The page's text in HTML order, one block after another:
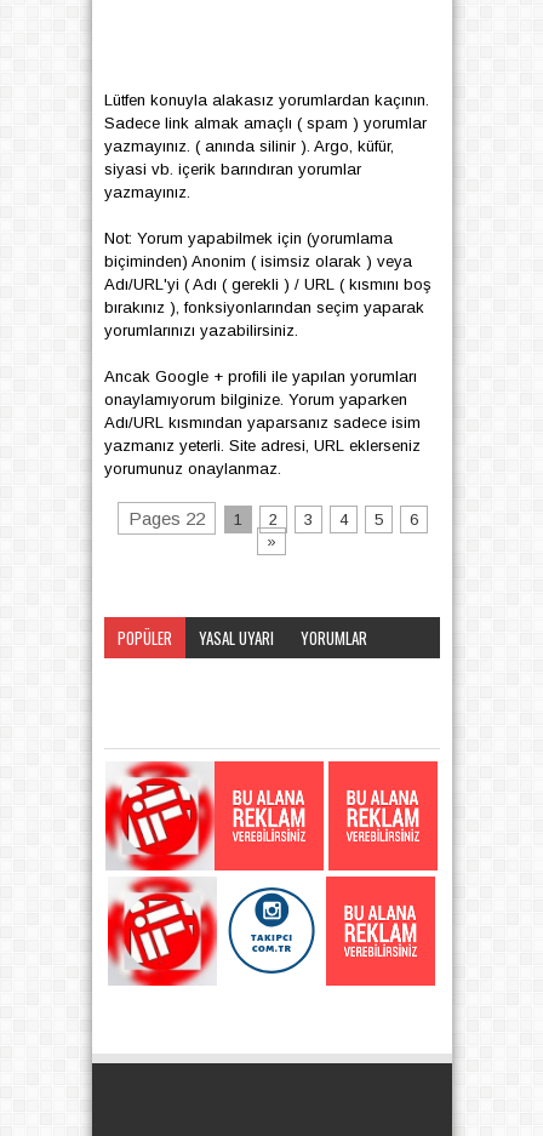
Lütfen konuyla alakasız yorumlardan kaçının.
Sadece link almak amaçlı ( spam ) yorumlar
yazmayınız. ( anında silinir ). Argo, küfür,
siyasi vb. içerik barındıran yorumlar
yazmayınız.
Not: Yorum yapabilmek için (yorumlama
biçiminden) Anonim ( isimsiz olarak ) veya
Adı/URL'yi ( Adı ( gerekli ) / URL ( kısmını boş
bırakınız ), fonksiyonlarından seçim yaparak
yorumlarınızı yazabilirsiniz.
Ancak Google + profili ile yapılan yorumları
onaylamıyorum bilginize. Yorum yaparken
Adı/URL kısmından yaparsanız sadece isim
yazmanız yeterli. Site adresi, URL eklerseniz
yorumunuz onaylanmaz.
Pages 22 1 2 3 4 5
6
»
POPÜLER YASAL UYARI
YORUMLAR